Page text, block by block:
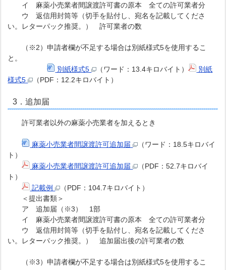
イ 麻薬小売業者間譲渡許可書の原本 全ての許可業者分
ウ 返信用封筒等（切手を貼付し、宛名を記載してくださ
い。レターパック推奨。） 許可業者の数
（※2）申請者欄が不足する場合は別紙様式5を使用するこ
と。
別紙様式5
（ワード：13.4キロバイト）
別紙
様式5
（PDF：12.2キロバイト）
3．追加届
許可業者以外の麻薬小売業者を加えるとき
麻薬小売業者間譲渡許可追加届
（ワード：18.5キロバイ
ト）
麻薬小売業者間譲渡許可追加届
（PDF：52.7キロバイ
ト）
記載例
（PDF：104.7キロバイト）
＜提出書類＞
ア 追加届（※3） 1部
イ 麻薬小売業者間譲渡許可書の原本 全ての許可業者分
ウ 返信用封筒等（切手を貼付し、宛名を記載してくださ
い。レターパック推奨。） 追加届出後の許可業者の数
（※3）申請者欄が不足する場合は別紙様式5を使用するこ